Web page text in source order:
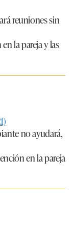
reuniones sin
la pareja y las
no ayudará,
en la pareja